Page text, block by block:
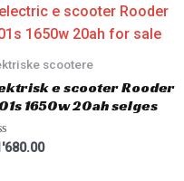
scootere
e scooter Rooder
1650w 20ah selges